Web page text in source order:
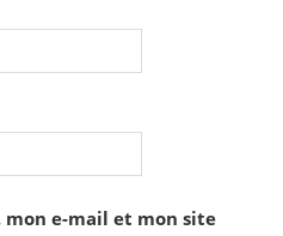
mon e-mail et mon site